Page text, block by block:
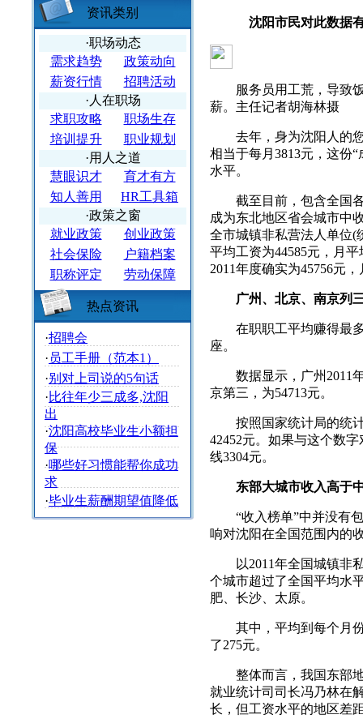
资讯类别
·职场动态
需求趋势
政策动向
薪资行情
招聘活动
·人在职场
求职攻略
职场生存
培训提升
职业规划
·用人之道
慧眼识才
育才有方
知人善用
HR工具箱
·政策之窗
就业政策
创业政策
社会保险
户籍档案
职称评定
劳动保障
热点资讯
·招聘会
· 员工手册（范本1）
·别对上司说的5句话
·比往年少三成多,沈阳
出
·沈阳高校毕业生小额担
保
·哪些好习惯能帮你成功
求
·毕业生薪酬期望值降低
沈阳市民对此数据有
服务员用工荒，导致饭
薪。主任记者胡海林摄
去年，身为沈阳人的您
相当于每月3813元，这份
水平。
截至目前，包含全国各
成为东北地区省会城市中
全市城镇非私营法人单位(
平均工资为44585元，月
2011年度确实为45756元
广州、北京、南京列三
在职职工平均赚得最多
座。
数据显示，广州2011年
京第三，为54713元。
按照国家统计局的统计
42452元。如果与这个数
线3304元。
东部大城市收入高于中
“收入榜单”中并没有包
响对沈阳在全国范围内的
以2011年全国城镇非私
个城市超过了全国平均水
肥、长沙、太原。
其中，平均到每个月份
了275元。
整体而言，我国东部地
就业统计司司长冯乃林在
长，但工资水平的地区差